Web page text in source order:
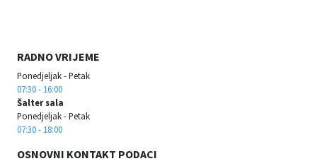
RADNO VRIJEME
Ponedjeljak - Petak
07:30 - 16:00
Šalter sala
Ponedjeljak - Petak
07:30 - 18:00
OSNOVNI KONTAKT PODACI